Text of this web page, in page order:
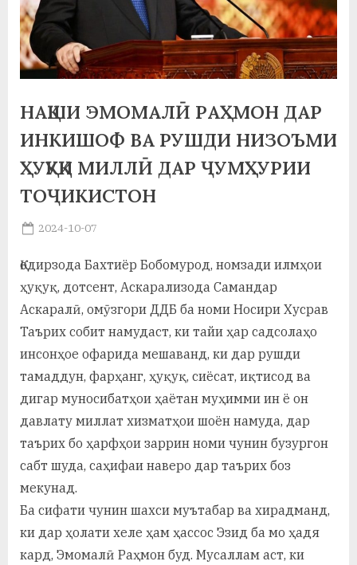
а
н
о
м
и
Н
и
Х
у
с
р
а
НАҚШИ ЭМОМАЛӢ РАҲМОН ДАР
ИНКИШОФ ВА РУШДИ НИЗОЪМИ
ҲУҚУҚИ МИЛЛӢ ДАР ҶУМҲУРИИ
ТОҶИКИСТОН
Posted
2024-10-07
Қодирзода Бахтиёр Бобомурод, номзади илмҳои
ҳуқуқ, дотсент, Аскарализода Самандар
Аскаралӣ, омӯзгори ДДБ ба номи Носири Хусрав
Таърих собит намудаст, ки тайи ҳар садсолаҳо
инсонҳое офарида мешаванд, ки дар рушди
тамаддун, фарҳанг, ҳуқуқ, сиёсат, иқтисод ва
дигар муносибатҳои ҳаётан муҳимми ин ё он
давлату миллат хизматҳои шоён намуда, дар
таърих бо ҳарфҳои заррин номи чунин бузургон
сабт шуда, саҳифаи наверо дар таърих боз
мекунад.
Ба сифати чунин шахси муътабар ва хирадманд,
ки дар ҳолати хеле ҳам ҳассос Эзид ба мо ҳадя
кард, Эмомалӣ Раҳмон буд. Мусаллам аст, ки